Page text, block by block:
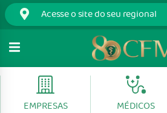
EMPRESAS MÉDICOS